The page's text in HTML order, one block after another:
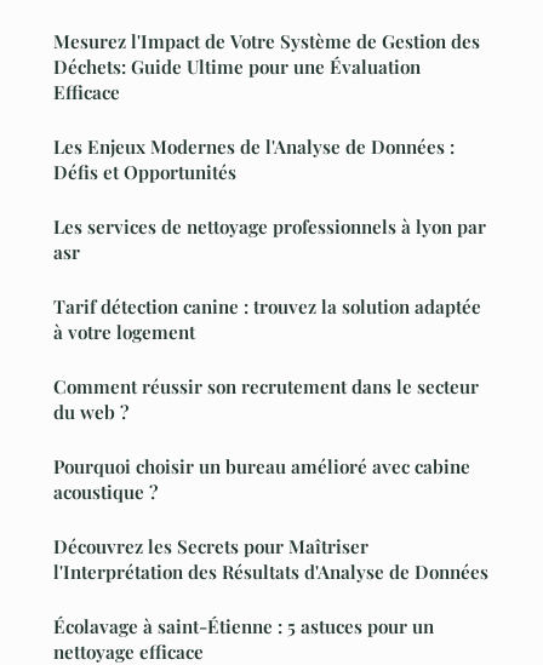
Mesurez l'Impact de Votre Système de Gestion des
Déchets: Guide Ultime pour une Évaluation
Efficace
Les Enjeux Modernes de l'Analyse de Données :
Défis et Opportunités
Les services de nettoyage professionnels à lyon par
asr
Tarif détection canine : trouvez la solution adaptée
à votre logement
Comment réussir son recrutement dans le secteur
du web ?
Pourquoi choisir un bureau amélioré avec cabine
acoustique ?
Découvrez les Secrets pour Maîtriser
l'Interprétation des Résultats d'Analyse de Données
Écolavage à saint-Étienne : 5 astuces pour un
nettoyage efficace